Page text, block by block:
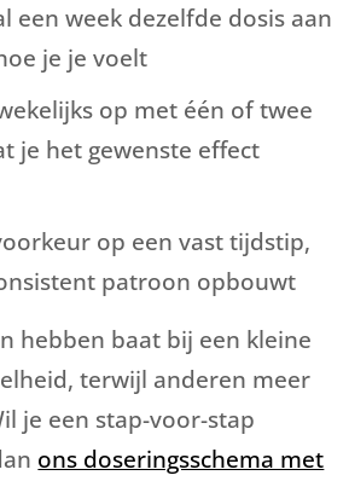
een week dezelfde dosis aan
je je voelt
op met één of twee
je het gewenste effect
op een vast tijdstip,
patroon opbouwt
hebben baat bij een kleine
terwijl anderen meer
je een stap-voor-stap
ons doseringsschema met